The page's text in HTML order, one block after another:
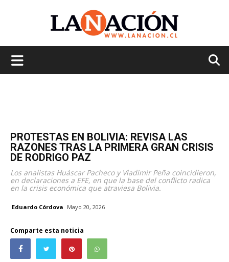
PROTESTAS EN BOLIVIA: REVISA LAS
RAZONES TRAS LA PRIMERA GRAN CRISIS
DE RODRIGO PAZ
Los analistas Huáscar Pacheco y Vladimir Peña coincidieron,
en declaraciones a EFE, en que la base del conflicto radica
en la crisis económica que atraviesa Bolivia.
Eduardo Córdova Mayo 20, 2026
Comparte esta noticia